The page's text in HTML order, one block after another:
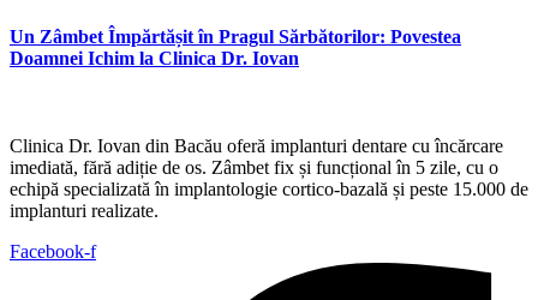
Un Zâmbet Împărtășit în Pragul Sărbătorilor: Povestea
Doamnei Ichim la Clinica Dr. Iovan
Clinica Dr. Iovan din Bacău oferă implanturi dentare cu încărcare
imediată, fără adiție de os. Zâmbet fix și funcțional în 5 zile, cu o
echipă specializată în implantologie cortico-bazală și peste 15.000 de
implanturi realizate.
Facebook-f